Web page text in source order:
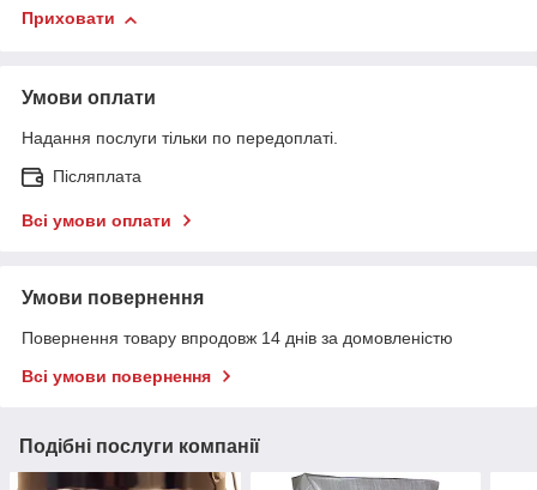
Приховати
Умови оплати
Надання послуги тільки по передоплаті.
Післяплата
Всі умови оплати
Умови повернення
Повернення товару впродовж 14 днів за домовленістю
Всі умови повернення
Подібні послуги компанії